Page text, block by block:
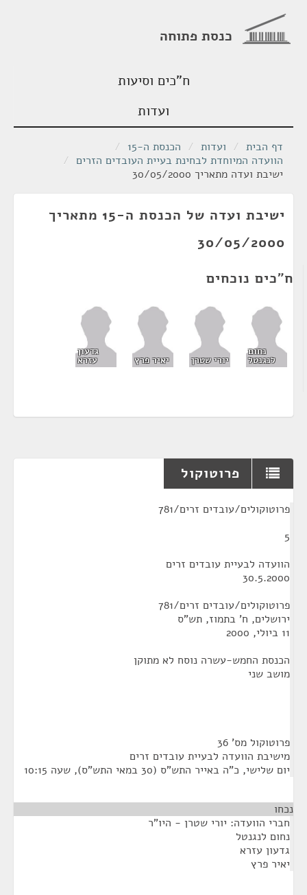
כנסת פתוחה
ח"כים וסיעות
ועדות
דף הבית / ועדות / הכנסת ה-15
/
הוועדה המיוחדת לבחינת בעיית העובדים הזרים /
ישיבת ועדה מתאריך 30/05/2000
ישיבת ועדה של הכנסת ה-15 מתאריך
30/05/2000
ח"כים נוכחים
נחום
לנגנטל יורי שטרן יאיר פרץ
גדעון
עזרא
פרוטוקול
פרוטוקולים/עובדים זרים/781
5
הוועדה לבעיית עובדים זרים
30.5.2000
פרוטוקולים/עובדים זרים/781
ירושלים, ח' בתמוז, תש"ס
11 ביולי, 2000
הכנסת החמש-עשרה נוסח לא מתוקן
מושב שני
פרוטוקול מס' 36
מישיבת הוועדה לבעיית עובדים זרים
יום שלישי, כ"ה באייר התש"ס (30 במאי התש"ס), שעה 10:15
נכחו
חברי הוועדה: יורי שטרן - היו"ר
נחום לנגנטל
גדעון עזרא
יאיר פרץ